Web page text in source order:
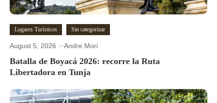
Lugares Turísticos Sin categorizar
August 5, 2026 Andre Mori
Batalla de Boyacá 2026: recorre la Ruta
Libertadora en Tunja